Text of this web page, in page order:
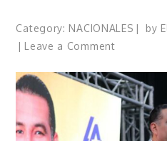
Category: NACIONALES by
Leave a Commenton
Abinader
asegura
que
la